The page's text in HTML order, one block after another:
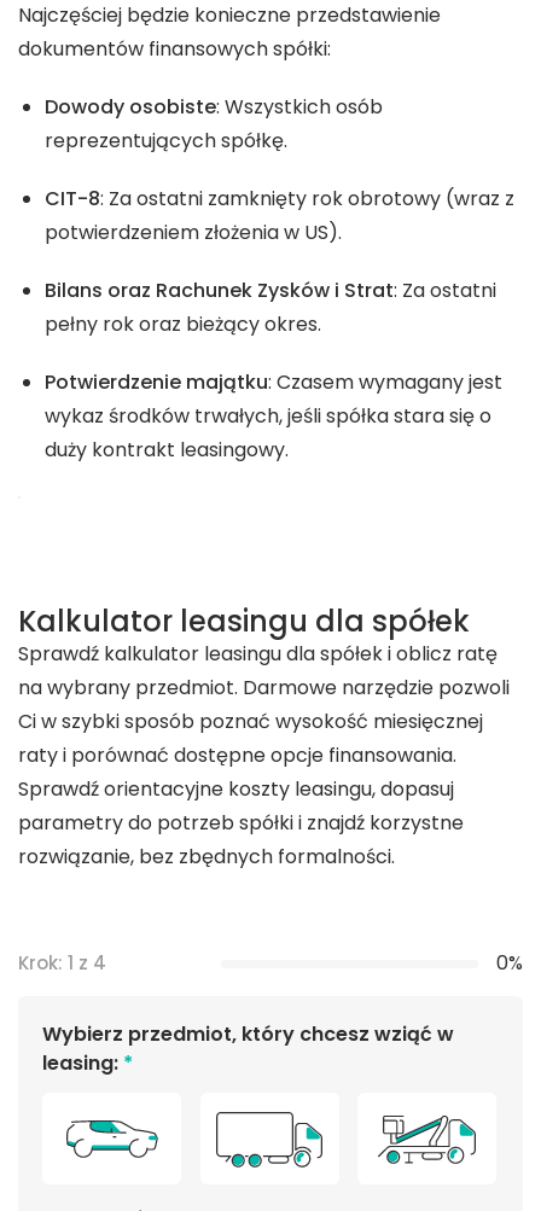
Najczęściej będzie konieczne przedstawienie
dokumentów finansowych spółki:
Dowody osobiste: Wszystkich osób
reprezentujących spółkę.
CIT-8: Za ostatni zamknięty rok obrotowy (wraz z
potwierdzeniem złożenia w US).
Bilans oraz Rachunek Zysków i Strat: Za ostatni
pełny rok oraz bieżący okres.
Potwierdzenie majątku: Czasem wymagany jest
wykaz środków trwałych, jeśli spółka stara się o
duży kontrakt leasingowy.
Kalkulator leasingu dla spółek
Sprawdź kalkulator leasingu dla spółek i oblicz ratę
na wybrany przedmiot. Darmowe narzędzie pozwoli
Ci w szybki sposób poznać wysokość miesięcznej
raty i porównać dostępne opcje finansowania.
Sprawdź orientacyjne koszty leasingu, dopasuj
parametry do potrzeb spółki i znajdź korzystne
rozwiązanie, bez zbędnych formalności.
Krok: 1 z 4 0%
Wybierz przedmiot, który chcesz wziąć w
leasing: *